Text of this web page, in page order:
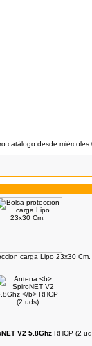
catálogo desde miércoles
carga Lipo 23x30 Cm.
V2 5.8Ghz RHCP (2